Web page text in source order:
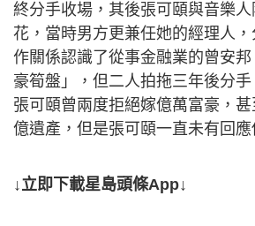
終分手收場，其後張可頤與音樂
花，當時男方更兼任她的經理人
作關係認識了從事金融業的曾安
豪筍盤」，但二人拍拖三年後分
張可頤曾兩度拒絕嫁億萬富豪，
億遺產，但是張可頤一直未有回應
↓立即下載星島頭條App↓